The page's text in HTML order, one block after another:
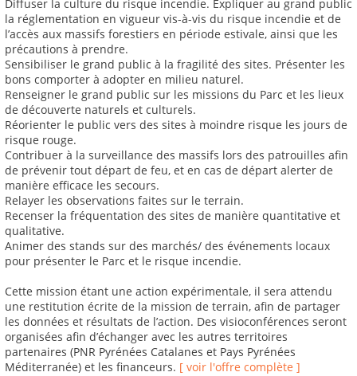
Diffuser la culture du risque incendie. Expliquer au grand public
la réglementation en vigueur vis-à-vis du risque incendie et de
l’accès aux massifs forestiers en période estivale, ainsi que les
précautions à prendre.
Sensibiliser le grand public à la fragilité des sites. Présenter les
bons comporter à adopter en milieu naturel.
Renseigner le grand public sur les missions du Parc et les lieux
de découverte naturels et culturels.
Réorienter le public vers des sites à moindre risque les jours de
risque rouge.
Contribuer à la surveillance des massifs lors des patrouilles afin
de prévenir tout départ de feu, et en cas de départ alerter de
manière efficace les secours.
Relayer les observations faites sur le terrain.
Recenser la fréquentation des sites de manière quantitative et
qualitative.
Animer des stands sur des marchés/ des événements locaux
pour présenter le Parc et le risque incendie.
Cette mission étant une action expérimentale, il sera attendu
une restitution écrite de la mission de terrain, afin de partager
les données et résultats de l’action. Des visioconférences seront
organisées afin d’échanger avec les autres territoires
partenaires (PNR Pyrénées Catalanes et Pays Pyrénées
Méditerranée) et les financeurs. [ voir l'offre complète ]